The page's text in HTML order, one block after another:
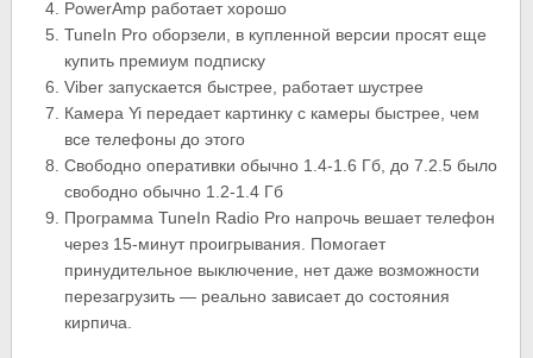
PowerAmp работает хорошо
TuneIn Pro оборзели, в купленной версии просят еще
купить премиум подписку
Viber запускается быстрее, работает шустрее
Камера Yi передает картинку с камеры быстрее, чем
все телефоны до этого
Свободно оперативки обычно 1.4-1.6 Гб, до 7.2.5 было
свободно обычно 1.2-1.4 Гб
Программа TuneIn Radio Pro напрочь вешает телефон
через 15-минут проигрывания. Помогает
принудительное выключение, нет даже возможности
перезагрузить — реально зависает до состояния
кирпича.